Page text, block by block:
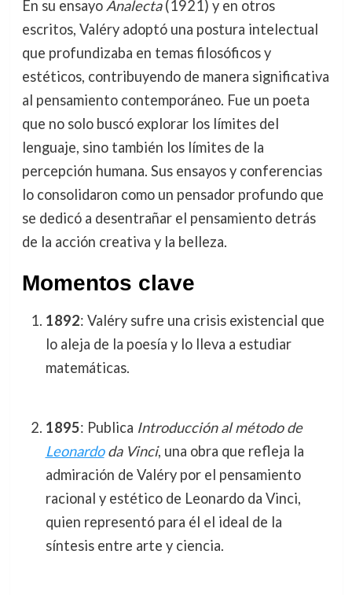
En su ensayo Analecta(1921) y en otros
escritos, Valéry adoptó una postura intelectual
que profundizaba en temas filosóficos y
estéticos, contribuyendo de manera significativa
al pensamiento contemporáneo. Fue un poeta
que no solo buscó explorar los límites del
lenguaje, sino también los límites de la
percepción humana. Sus ensayos y conferencias
lo consolidaron como un pensador profundo que
se dedicó a desentrañar el pensamiento detrás
de la acción creativa y la belleza.
Momentos clave
1892: Valéry sufre una crisis existencial que
lo aleja de la poesía y lo lleva a estudiar
matemáticas.
1895: Publica Introducción al método de
Leonardoda Vinci, una obra que refleja la
admiración de Valéry por el pensamiento
racional y estético de Leonardo da Vinci,
quien representó para él el ideal de la
síntesis entre arte y ciencia.